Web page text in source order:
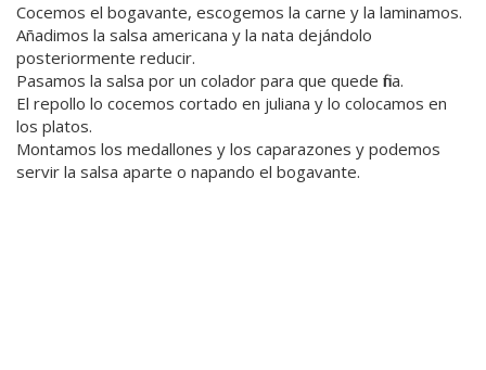
Cocemos el bogavante, escogemos la carne y la laminamos.
Añadimos la salsa americana y la nata dejándolo
posteriormente reducir.
Pasamos la salsa por un colador para que quede fina.
El repollo lo cocemos cortado en juliana y lo colocamos en
los platos.
Montamos los medallones y los caparazones y podemos
servir la salsa aparte o napando el bogavante.